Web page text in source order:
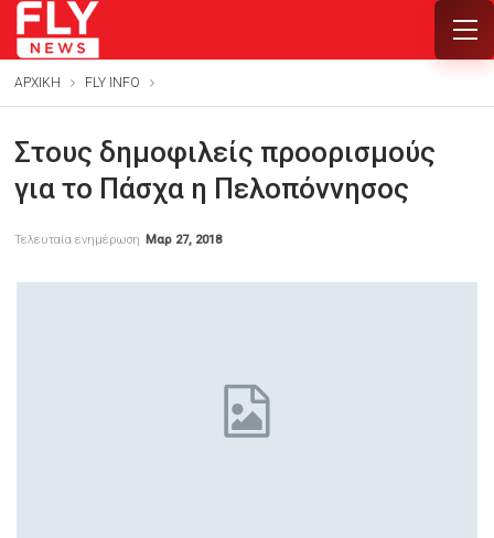
ΑΡΧΙΚΗ FLY INFO
Στους δημοφιλείς προορισμούς
για το Πάσχα η Πελοπόννησος
Τελευταία ενημέρωση Μαρ 27, 2018